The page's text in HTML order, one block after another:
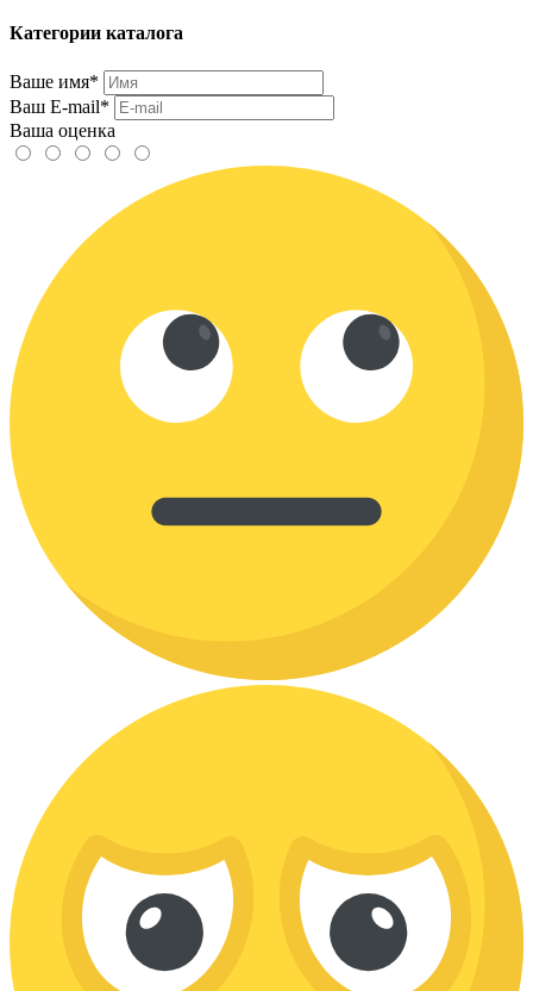
Категории каталога
Ваше имя*
Ваш E-mail*
Ваша оценка